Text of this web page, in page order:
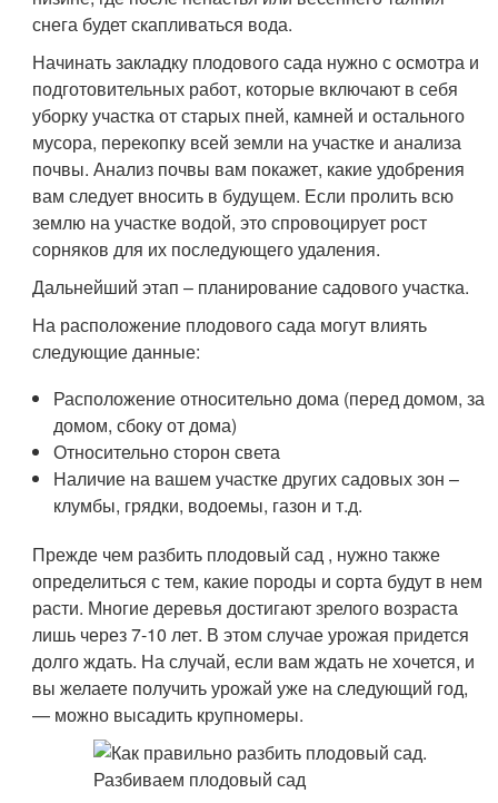
снега будет скапливаться вода.
Начинать закладку плодового сада нужно с осмотра и
подготовительных работ, которые включают в себя
уборку участка от старых пней, камней и остального
мусора, перекопку всей земли на участке и анализа
почвы. Анализ почвы вам покажет, какие удобрения
вам следует вносить в будущем. Если пролить всю
землю на участке водой, это спровоцирует рост
сорняков для их последующего удаления.
Дальнейший этап – планирование садового участка.
На расположение плодового сада могут влиять
следующие данные:
Расположение относительно дома (перед домом, за
домом, сбоку от дома)
Относительно сторон света
Наличие на вашем участке других садовых зон –
клумбы, грядки, водоемы, газон и т.д.
Прежде чем разбить плодовый сад , нужно также
определиться с тем, какие породы и сорта будут в нем
расти. Многие деревья достигают зрелого возраста
лишь через 7-10 лет. В этом случае урожая придется
долго ждать. На случай, если вам ждать не хочется, и
вы желаете получить урожай уже на следующий год,
— можно высадить крупномеры.